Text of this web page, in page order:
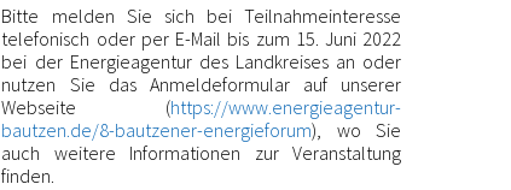
Bitte melden Sie sich bei Teilnahmeinteresse
telefonisch oder per E-Mail bis zum 15. Juni 2022
bei der Energieagentur des Landkreises an oder
nutzen Sie das Anmeldeformular auf unserer
Webseite (https://www.energieagentur-
bautzen.de/8-bautzener-energieforum), wo Sie
auch weitere Informationen zur Veranstaltung
finden.